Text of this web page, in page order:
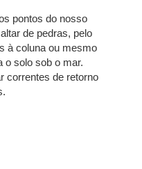
pontos do nosso
de pedras, pelo
à coluna ou mesmo
o solo sob o mar.
correntes de retorno